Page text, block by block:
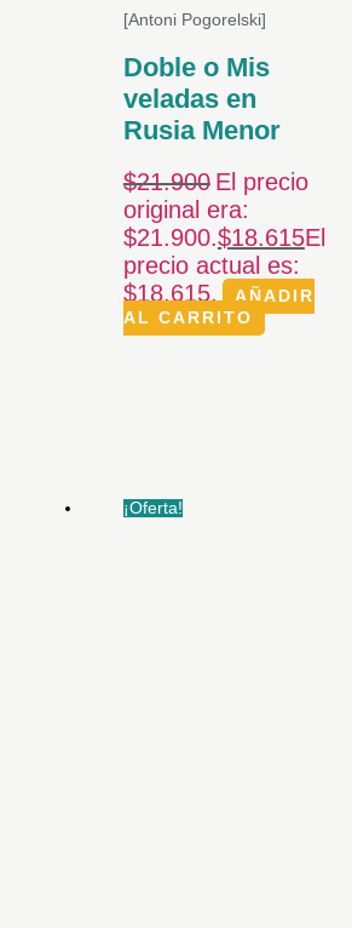
[Antoni Pogorelski]
Doble o Mis
veladas en
Rusia Menor
$21.900 El precio
original era:
$21.900.$18.615El
precio actual es:
$18.615.
AÑADIR
AL CARRITO
¡Oferta!